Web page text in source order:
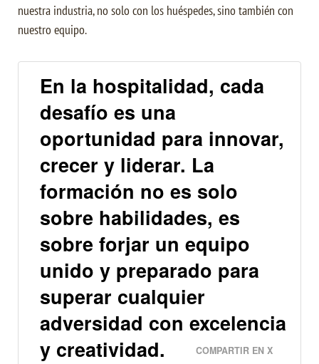
nuestra industria, no solo con los huéspedes, sino también con
nuestro equipo.
En la hospitalidad, cada
desafío es una
oportunidad para innovar,
crecer y liderar. La
formación no es solo
sobre habilidades, es
sobre forjar un equipo
unido y preparado para
superar cualquier
adversidad con excelencia
y creatividad.
COMPARTIR EN X